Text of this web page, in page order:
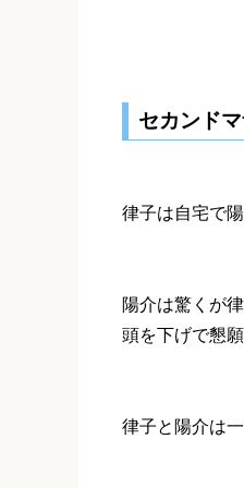
セカンド
律子は自宅で
陽介は驚くが
頭を下げで懇願
律子と陽介は